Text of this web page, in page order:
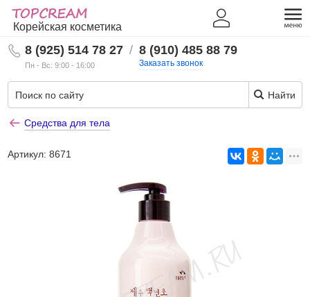
Корейская косметика
8 (925) 514 78 27
Пн - Вс: 9:00 - 16:00
/ 8 (910) 485 88 79
Заказать звонок
Найти
Средства для тела
Артикул:8671